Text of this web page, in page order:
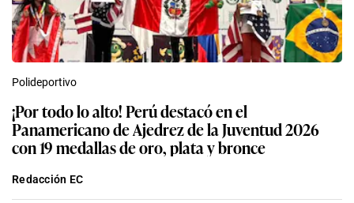
Polideportivo
¡Por todo lo alto! Perú destacó en el
Panamericano de Ajedrez de la Juventud 2026
con 19 medallas de oro, plata y bronce
Redacción EC